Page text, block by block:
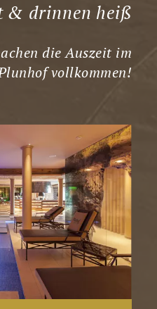
& drinnen heiß
die Auszeit im
vollkommen!